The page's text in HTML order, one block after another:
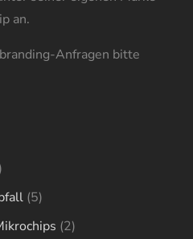
an.
Anfragen bitte
10
55
products
22